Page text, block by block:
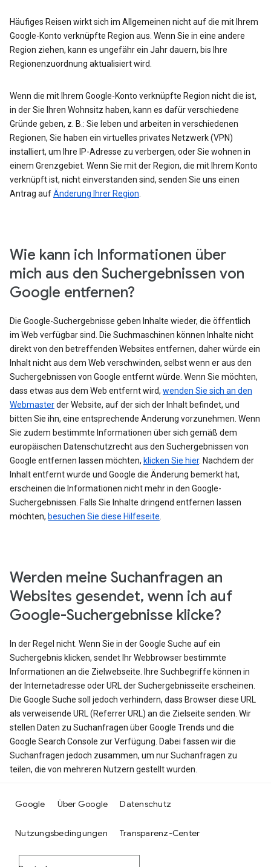
Häufiges Reisen wirkt sich im Allgemeinen nicht auf die mit Ihrem
Google-Konto verknüpfte Region aus. Wenn Sie in eine andere
Region ziehen, kann es ungefähr ein Jahr dauern, bis Ihre
Regionenzuordnung aktualisiert wird.
Wenn die mit Ihrem Google-Konto verknüpfte Region nicht die ist,
in der Sie Ihren Wohnsitz haben, kann es dafür verschiedene
Gründe geben, z. B.: Sie leben und arbeiten in verschiedenen
Regionen, Sie haben ein virtuelles privates Netzwerk (VPN)
installiert, um Ihre IP-Adresse zu verbergen, oder Sie wohnen in
einem Grenzgebiet. Wenn Sie mit der Region, die mit Ihrem Konto
verknüpft ist, nicht einverstanden sind, senden Sie uns einen
Antrag aufÄnderung Ihrer Region
Wie kann ich Informationen über
mich aus den Suchergebnissen von
Google entfernen?
Die Google-Suchergebnisse geben Inhalte wieder, die öffentlich
im Web verfügbar sind. Die Suchmaschinen können Inhalte nicht
direkt von den betreffenden Websites entfernen, daher würde ein
Inhalt nicht aus dem Web verschwinden, selbst wenn er aus den
Suchergebnissen von Google entfernt würde. Wenn Sie möchten,
dass etwas aus dem Web entfernt wird, wenden Sie sich an den
Webmasterder Website, auf der sich der Inhalt befindet, und
bitten Sie ihn, eine entsprechende Änderung vorzunehmen. Wenn
Sie zudem bestimmte Informationen über sich gemäß dem
europäischen Datenschutzrecht aus den Suchergebnissen von
Google entfernen lassen möchten, klicken Sie hier. Nachdem der
Inhalt entfernt wurde und Google die Änderung bemerkt hat,
erscheinen die Informationen nicht mehr in den Google-
Suchergebnissen. Falls Sie Inhalte dringend entfernen lassen
möchten, besuchen Sie diese Hilfeseite
Werden meine Suchanfragen an
Websites gesendet, wenn ich auf
Google-Suchergebnisse klicke?
In der Regel nicht. Wenn Sie in der Google Suche auf ein
Suchergebnis klicken, sendet Ihr Webbrowser bestimmte
Informationen an die Zielwebseite. Ihre Suchbegriffe können in
der Internetadresse oder URL der Suchergebnisseite erscheinen.
Die Google Suche soll jedoch verhindern, dass Browser diese URL
als verweisende URL (Referrer URL) an die Zielseite senden. Wir
stellen Daten zu Suchanfragen über Google Trends und die
Google Search Console zur Verfügung. Dabei fassen wir die
Suchanfragen jedoch zusammen, um nur Suchanfragen zu
teilen, die von mehreren Nutzern gestellt wurden.
Google Über Google Datenschutz
Nutzungsbedingungen Transparenz-Center